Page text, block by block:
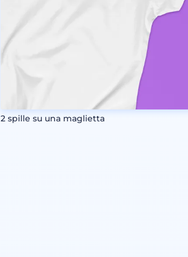
2 spille su una maglietta